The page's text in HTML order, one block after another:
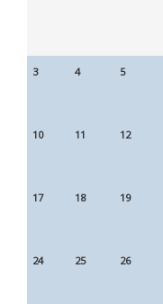
3 4 5
10 11 12
17 18 19
24 25 26